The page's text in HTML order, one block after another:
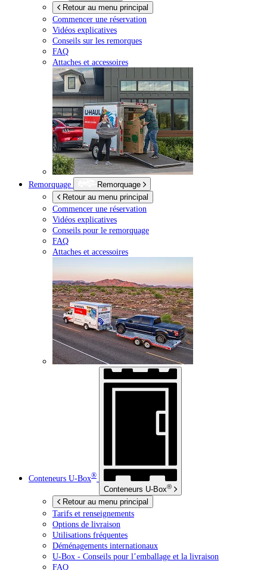
Retour au menu principal
Commencer une réservation
Vidéos explicatives
Conseils sur les remorques
FAQ
Attaches et accessoires
Remorquage
Remorquage
Retour au menu principal
Commencer une réservation
Vidéos explicatives
Conseils pour le remorquage
FAQ
Attaches et accessoires
Conteneurs U-Box®
Conteneurs U-Box®
Retour au menu principal
Tarifs et renseignements
Options de livraison
Utilisations fréquentes
Déménagements internationaux
U-Box - Conseils pour l’emballage et la livraison
FAQ